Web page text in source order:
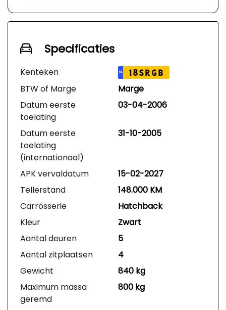
Specificaties
Kenteken NL 18SRGB
BTW of Marge
Marge
Datum eerste
toelating
03-04-2006
Datum eerste
toelating
(internationaal)
31-10-2005
APK vervaldatum
15-02-2027
Tellerstand
148.000 KM
Carrosserie
Hatchback
Kleur
Zwart
Aantal deuren
5
Aantal zitplaatsen
4
Gewicht
840 kg
Maximum massa
geremd
800 kg